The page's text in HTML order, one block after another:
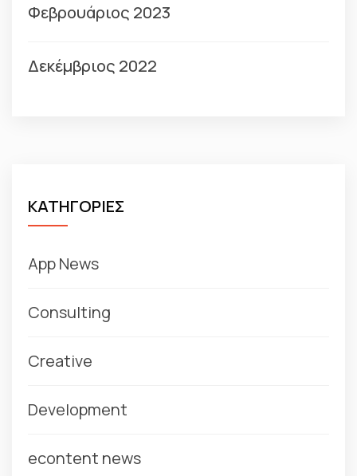
Φεβρουάριος 2023
Δεκέμβριος 2022
ΚΑΤΗΓΟΡΙΕΣ
App News
Consulting
Creative
Development
econtent news